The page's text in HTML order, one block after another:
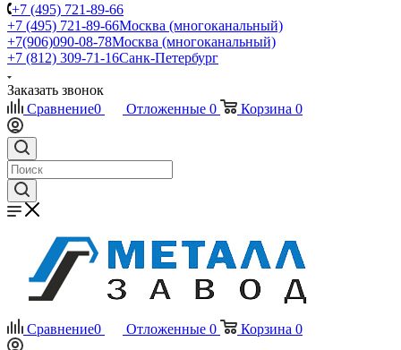
+7 (495) 721-89-66
+7 (495) 721-89-66Москва (многоканальный)
+7(906)090-08-78Москва (многоканальный)
+7 (812) 309-71-16Санк-Петербург
Заказать звонок
Сравнение0 Отложенные 0 Корзина 0
Сравнение0 Отложенные 0 Корзина 0